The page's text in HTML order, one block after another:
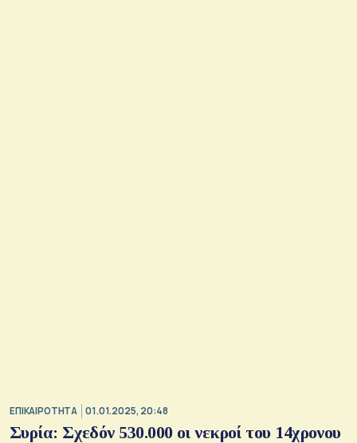
ΕΠΙΚΑΙΡΟΤΗΤΑ 01.01.2025, 20:48
Συρία: Σχεδόν 530.000 οι νεκροί του 14χρονου